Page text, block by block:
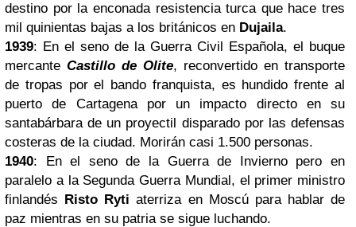
destino por la enconada resistencia turca que hace tres
mil quinientas bajas a los británicos en Dujaila.
1939: En el seno de la Guerra Civil Española, el buque
mercante Castillo de Olite, reconvertido en transporte
de tropas por el bando franquista, es hundido frente al
puerto de Cartagena por un impacto directo en su
santabárbara de un proyectil disparado por las defensas
costeras de la ciudad. Morirán casi 1.500 personas.
1940: En el seno de la Guerra de Invierno pero en
paralelo a la Segunda Guerra Mundial, el primer ministro
finlandés Risto Rytiaterriza en Moscú para hablar de
paz mientras en su patria se sigue luchando.